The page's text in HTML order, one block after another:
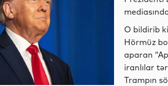
O bildirib
Hörmüz
aparan
iranlılar
Trampın